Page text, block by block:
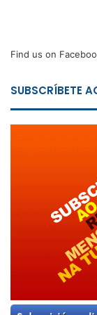
Find us on
SUBSCRÍBETE